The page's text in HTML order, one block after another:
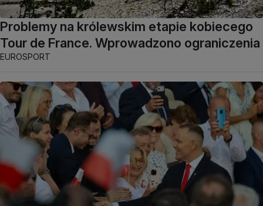
Problemy na królewskim etapie kobiecego
Tour de France. Wprowadzono ograniczenia
EUROSPORT